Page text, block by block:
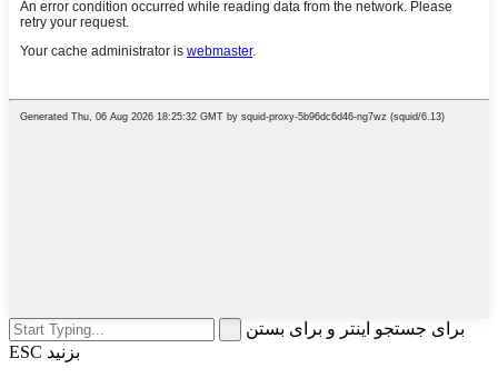
برای جستجو اینتر و برای بستن
ESC بزنید